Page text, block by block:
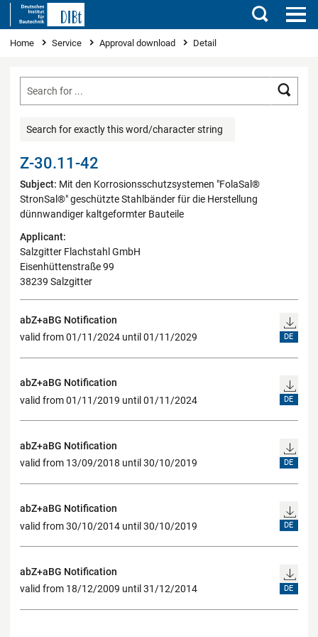
Search
You are here
Home Service Approval download Detail
Search for exactly this word/character string
Z-30.11-42
Subject: Mit den Korrosionsschutzsystemen "FolaSal®
StronSal®" geschützte Stahlbänder für die Herstellung
dünnwandiger kaltgeformter Bauteile
Applicant:
Salzgitter Flachstahl GmbH
Eisenhüttenstraße 99
38239 Salzgitter
abZ+aBG Notification
valid from 01/11/2024 until 01/11/2029
DE
abZ+aBG Notification
valid from 01/11/2019 until 01/11/2024
DE
abZ+aBG Notification
valid from 13/09/2018 until 30/10/2019
DE
abZ+aBG Notification
valid from 30/10/2014 until 30/10/2019
DE
abZ+aBG Notification
valid from 18/12/2009 until 31/12/2014
DE